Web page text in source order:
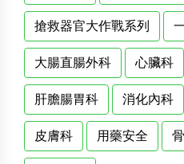
搶救器官大作戰系列
大腸直腸外科 心臟科
肝膽腸胃科 消化內科
皮膚科 用藥安全